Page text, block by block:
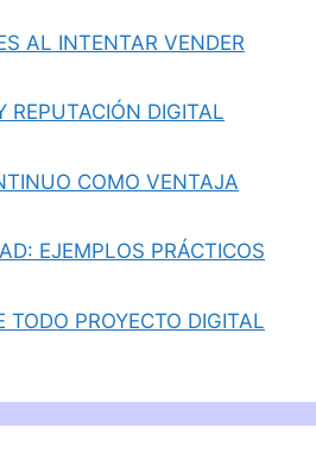
AL INTENTAR VENDER
REPUTACIÓN DIGITAL
COMO VENTAJA
EJEMPLOS PRÁCTICOS
TODO PROYECTO DIGITAL